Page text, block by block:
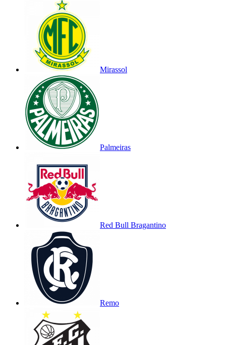
Mirassol
Palmeiras
Red Bull Bragantino
Remo